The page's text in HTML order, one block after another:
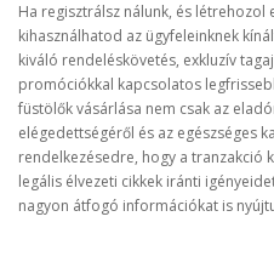
Ha regisztrálsz nálunk, és létrehozol
kihasználhatod az ügyfeleinknek
kiváló rendeléskövetés, exkluzív
promóciókkal kapcsolatos
füstölők vásárlása nem csak az
elégedettségéről és az egészséges
rendelkezésedre, hogy a tranzakció
legális élvezeti cikkek iránti
nagyon átfogó információkat is